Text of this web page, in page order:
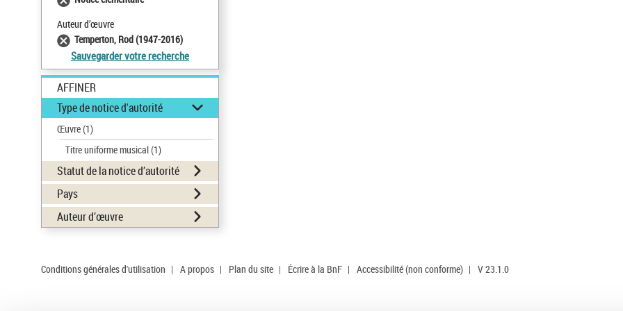
Auteur d’œuvre
Temperton, Rod (1947-2016)
Sauvegarder votre recherche
AFFINER
Type de notice d'autorité
Œuvre(1)
Titre uniforme musical(1)
Statut de la notice d’autorité
Pays
Auteur d’œuvre
Conditions générales d'utilisation | A propos | Plan du site | Écrire à la BnF | Accessibilité (non conforme) | V 23.1.0